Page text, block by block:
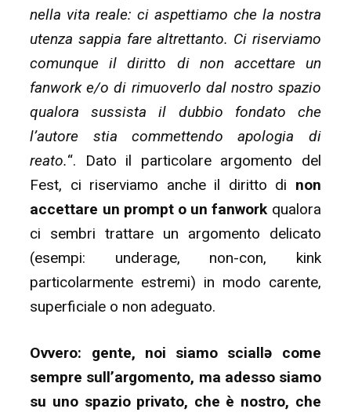
nella vita reale: ci aspettiamo che la nostra
utenza sappia fare altrettanto. Ci riserviamo
comunque il diritto di non accettare un
fanwork e/o di rimuoverlo dal nostro spazio
qualora sussista il dubbio fondato che
l’autore stia commettendo apologia di
reato.“. Dato il particolare argomento del
Fest, ci riserviamo anche il diritto di non
accettare un prompt o un fanworkqualora
ci sembri trattare un argomento delicato
(esempi: underage, non-con, kink
particolarmente estremi) in modo carente,
superficiale o non adeguato.
Ovvero: gente, noi siamo sciallə come
sempre sull’argomento, ma adesso siamo
su uno spazio privato, che è nostro, che